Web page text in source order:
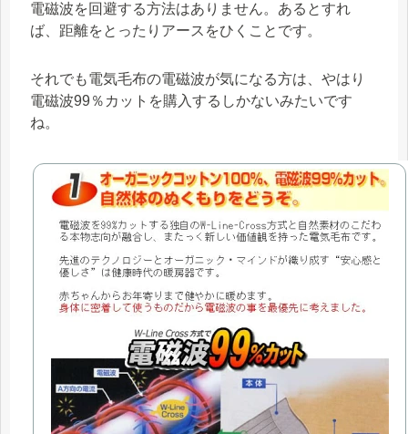
電磁波を回避する方法はありません。あるとすれ
ば、距離をとったりアースをひくことです。
それでも電気毛布の電磁波が気になる方は、やはり
電磁波99％カットを購入するしかないみたいです
ね。